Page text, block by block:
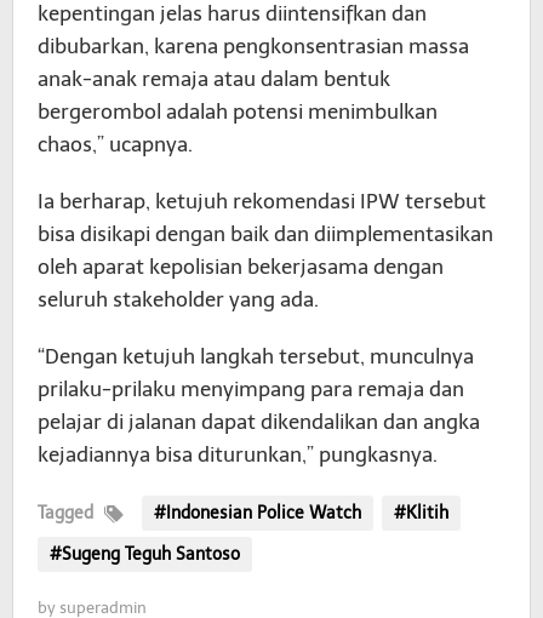
kepentingan jelas harus diintensifkan dan
dibubarkan, karena pengkonsentrasian massa
anak-anak remaja atau dalam bentuk
bergerombol adalah potensi menimbulkan
chaos,” ucapnya.
Ia berharap, ketujuh rekomendasi IPW tersebut
bisa disikapi dengan baik dan diimplementasikan
oleh aparat kepolisian bekerjasama dengan
seluruh stakeholder yang ada.
“Dengan ketujuh langkah tersebut, munculnya
prilaku-prilaku menyimpang para remaja dan
pelajar di jalanan dapat dikendalikan dan angka
kejadiannya bisa diturunkan,” pungkasnya.
Tagged #Indonesian Police Watch
#Klitih
#Sugeng Teguh Santoso
by superadmin